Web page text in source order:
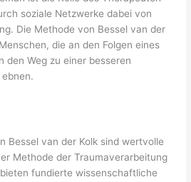
soziale Netzwerke dabei von
Die Methode von Bessel van der
die an den Folgen eines
den Weg zu einer besseren
Bessel van der Kolk sind wertvolle
Methode der Traumaverarbeitung
fundierte wissenschaftliche